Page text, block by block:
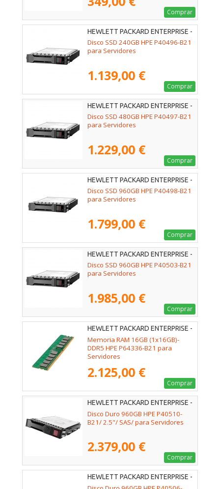
Comprar
HEWLETT PACKARD ENTERPRISE -
P40496-B21
Disco SSD 240GB HPE P40496-B21
para Servidores
1.139,00 €
Comprar
HEWLETT PACKARD ENTERPRISE -
P40497-B21
Disco SSD 480GB HPE P40497-B21
para Servidores
1.229,00 €
Comprar
HEWLETT PACKARD ENTERPRISE -
P40498-B21
Disco SSD 960GB HPE P40498-B21
para Servidores
1.799,00 €
Comprar
HEWLETT PACKARD ENTERPRISE -
P40503-B21
Disco SSD 960GB HPE P40503-B21
para Servidores
1.985,00 €
Comprar
HEWLETT PACKARD ENTERPRISE -
P64336-B21
Memoria RAM 16GB (1x16GB)-
DDR5 HPE P64336-B21 para
Servidores
2.125,00 €
Comprar
HEWLETT PACKARD ENTERPRISE -
P40510-B21
Disco Duro 960GB HPE P40510-
B21/ 2.5"/ SAS/ para Servidores
2.379,00 €
Comprar
HEWLETT PACKARD ENTERPRISE -
P40506-B21